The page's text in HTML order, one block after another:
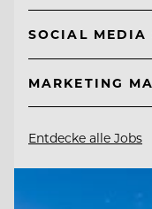
SOCIAL
MARKETING
Entdecke alle Jobs